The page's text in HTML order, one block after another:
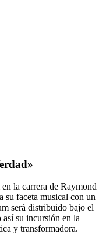
la carrera de Raymond
su faceta musical con un
será distribuido bajo el
su incursión en la
y transformadora.